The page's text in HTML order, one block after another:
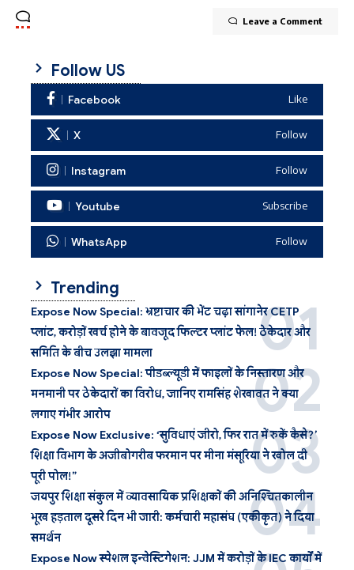
Leave a Comment
Follow US
Facebook Like
X Follow
Instagram Follow
Youtube Subscribe
WhatsApp Follow
Trending
Expose Now Special: भ्रष्टाचार की भेंट चढ़ा सांगानेर CETP
प्लांट, करोड़ों खर्च होने के बावजूद फिल्टर प्लांट फेल! ठेकेदार और
समिति के बीच उलझा मामला
Expose Now Special: पीडब्ल्यूडी में फाइलों के निस्तारण और
मनमानी पर ठेकेदारों का विरोध, जानिए रामसिंह शेखावत ने क्या
लगाए गंभीर आरोप
Expose Now Exclusive: ‘सुविधाएं जीरो, फिर रात में रुकें कैसे?’
शिक्षा विभाग के अजीबोगरीब फरमान पर मीना मंसूरिया ने खोल दी
पूरी पोल!”
जयपुर शिक्षा संकुल में व्यावसायिक प्रशिक्षकों की अनिश्चितकालीन
भूख हड़ताल दूसरे दिन भी जारी: कर्मचारी महासंघ (एकीकृत) ने दिया
समर्थन
Expose Now स्पेशल इन्वेस्टिगेशन: JJM में करोड़ों के IEC कार्यों में